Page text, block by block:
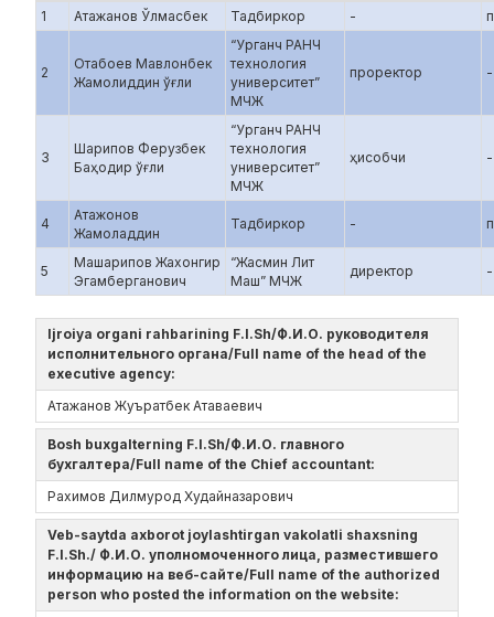
1 Атажанов Ўлмасбек Тадбиркор -
2
Отабоев Мавлонбек
Жамолиддин ўғли
“Урганч РАНЧ
технология
университет”
МЧЖ
проректор -
3
Шарипов Ферузбек
Баҳодир ўғли
“Урганч РАНЧ
технология
университет”
МЧЖ
ҳисобчи -
4
Атажонов
Жамоладдин
Тадбиркор -
5
Машарипов Жахонгир
Эгамберганович
“Жасмин Лит
Маш” МЧЖ
директор -
Ijroiya organi rahbarining F.I.Sh/Ф.И.О. руководителя
исполнительного органа/Full name of the head of the
executive agency:
Атажанов Жуъратбек Атаваевич
Bosh buxgalterning F.I.Sh/Ф.И.О. главного
бухгалтера/Full name of the Chief accountant:
Рахимов Дилмурод Худайназарович
Veb-saytda axborot joylashtirgan vakolatli shaxsning
F.I.Sh./ Ф.И.О. уполномоченного лица, разместившего
информацию на веб-сайте/Full name of the authorized
person who posted the information on the website: